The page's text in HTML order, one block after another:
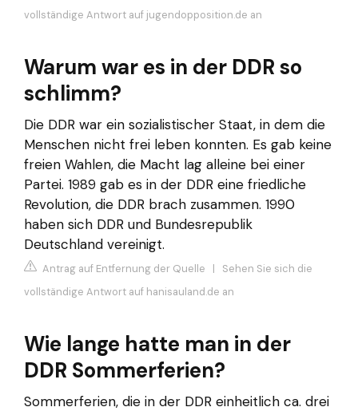
vollständige Antwort auf jugendopposition.de an
Warum war es in der DDR so
schlimm?
Die DDR war ein sozialistischer Staat, in dem die
Menschen nicht frei leben konnten. Es gab keine
freien Wahlen, die Macht lag alleine bei einer
Partei. 1989 gab es in der DDR eine friedliche
Revolution, die DDR brach zusammen. 1990
haben sich DDR und Bundesrepublik
Deutschland vereinigt.
Antrag auf Entfernung der Quelle | Sehen Sie sich die
vollständige Antwort auf hanisauland.de an
Wie lange hatte man in der
DDR Sommerferien?
Sommerferien, die in der DDR einheitlich ca. drei